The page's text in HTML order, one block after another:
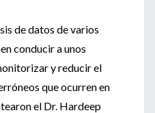
de datos de varios
conducir a unos
y reducir el
que ocurren en
el Dr. Hardeep